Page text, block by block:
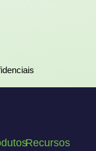
Recursos